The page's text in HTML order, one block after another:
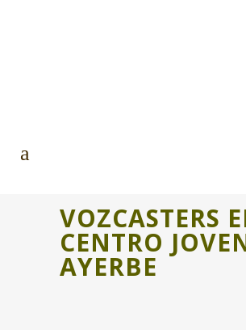
VOZCASTERS
CENTRO
AYERBE